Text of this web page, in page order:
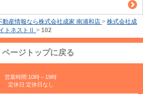
産情報なら株式会社成家 南浦和店 > 株式会社成
トネストⅡ > 102
ページトップに戻る
営業時間:10時～19時
定休日:定休日なし